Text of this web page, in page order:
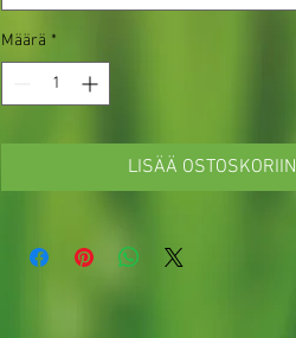
Määrä *
LISÄÄ OSTOSKORIIN